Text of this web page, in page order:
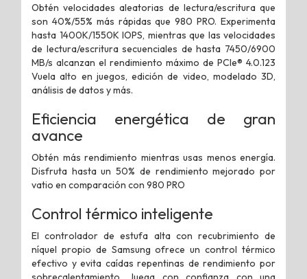
Obtén velocidades aleatorias de lectura/escritura que
son 40%/55% más rápidas que 980 PRO. Experimenta
hasta 1400K/1550K IOPS, mientras que las velocidades
de lectura/escritura secuenciales de hasta 7450/6900
MB/s alcanzan el rendimiento máximo de PCIe® 4.0.123
Vuela alto en juegos, edición de video, modelado 3D,
análisis de datos y más.
Eficiencia energética de gran
avance
Obtén más rendimiento mientras usas menos energía.
Disfruta hasta un 50% de rendimiento mejorado por
vatio en comparación con 980 PRO
Control térmico inteligente
El controlador de estufa alta con recubrimiento de
níquel propio de Samsung ofrece un control térmico
efectivo y evita caídas repentinas de rendimiento por